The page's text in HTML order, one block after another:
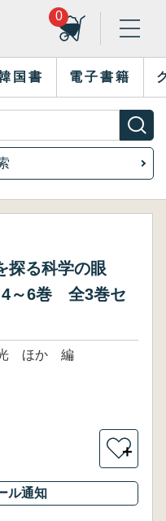
0
国書 電子書籍
探る科学の眼
～6巻 全3巻セ
ほか 編
＋
ル通知